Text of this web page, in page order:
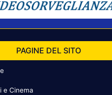
PAGINE DEL SITO
e Cinema